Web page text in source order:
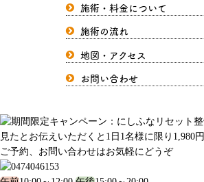
施術・料金について
施術の流れ
地図・アクセス
お問い合わせ
ご予約、お問い合わせはお気軽にどうぞ